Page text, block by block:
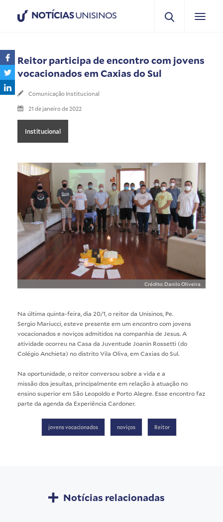
NOTÍCIASUNISINOS
Reitor participa de encontro com jovens
vocacionados em Caxias do Sul
Comunicação Institucional
21 de janeiro de 2022
Institucional
Crédito: Danilo Oliveira
Na última quinta-feira, dia 20/1, o reitor da Unisinos, Pe.
Sergio Mariucci, esteve presente em um encontro com jovens
vocacionados e noviços admitidos na companhia de Jesus. A
atividade ocorreu na Casa da Juventude Joanin Rossetti (do
Colégio Anchieta) no distrito Vila Oliva, em Caxias do Sul.
Na oportunidade, o reitor conversou sobre a vida e a
missão dos jesuítas, principalmente em relação à atuação no
ensino superior em São Leopoldo e Porto Alegre. Esse encontro faz
parte da agenda da Experiência Cardoner.
jovens vocacionados noviços Reitor
Notícias relacionadas